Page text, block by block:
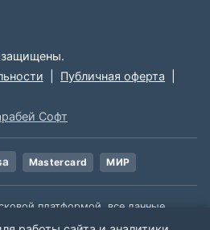
защищены.
Публичная оферта
Софт
Mastercard МИР
платформой, все данные,
из открытых источников. Мы не